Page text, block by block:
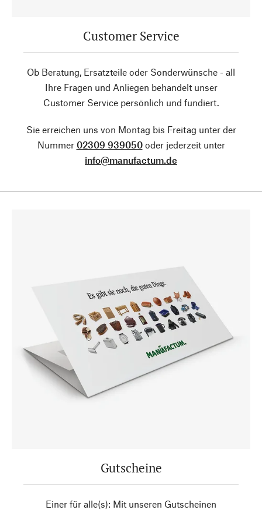
Customer Service
Ob Beratung, Ersatzteile oder Sonderwünsche - all
Ihre Fragen und Anliegen behandelt unser
Customer Service persönlich und fundiert.
Sie erreichen uns von Montag bis Freitag unter der
Nummer 02309 939050oder jederzeit unter
info@manufactum.de
Gutscheine
Einer für alle(s): Mit unseren Gutscheinen